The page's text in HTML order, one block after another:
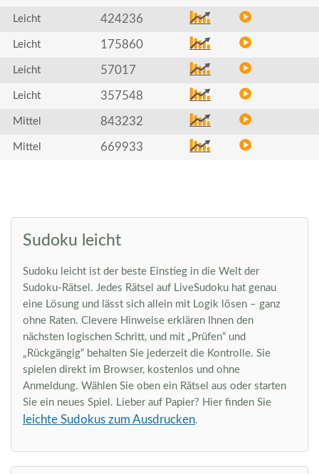
Leicht 424236
Leicht 175860
Leicht 57017
Leicht 357548
Mittel 843232
Mittel 669933
Sudoku leicht
Sudoku leicht ist der beste Einstieg in die Welt der
Sudoku-Rätsel. Jedes Rätsel auf LiveSudoku hat genau
eine Lösung und lässt sich allein mit Logik lösen – ganz
ohne Raten. Clevere Hinweise erklären Ihnen den
nächsten logischen Schritt, und mit „Prüfen“ und
„Rückgängig“ behalten Sie jederzeit die Kontrolle. Sie
spielen direkt im Browser, kostenlos und ohne
Anmeldung. Wählen Sie oben ein Rätsel aus oder starten
Sie ein neues Spiel. Lieber auf Papier? Hier finden Sie
leichte Sudokus zum Ausdrucken.